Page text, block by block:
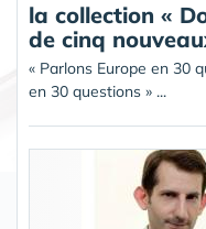
la collection «
de cinq
« Parlons Europe en 30
en 30 questions » ...